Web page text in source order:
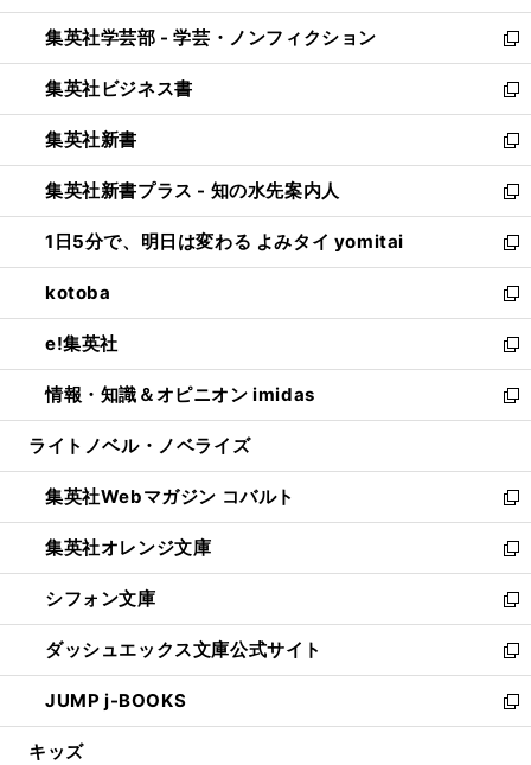
開
く
ウ
で
開
く
ン
ド
ウ
で
開
く
ウ
ィ
ン
ド
ウ
で
開
く
集英社学芸部 - 学芸・ノンフィクション
新
し
い
ウ
ィ
ン
ド
ウ
で
開
く
集英社ビジネス書
新
し
い
ウ
ィ
ン
ド
ウ
で
開
く
集英社新書
新
し
い
ウ
ィ
ン
ド
ウ
で
開
く
集英社新書プラス - 知の水先案内人
新
し
い
ウ
ィ
ン
ド
ウ
で
開
1日5分で、明日は変わる よみタイ yomitai
新
し
い
ウ
ィ
ン
ド
ウ
開
く
kotoba
新
し
い
ウ
ィ
ン
ウ
で
開
く
e!集英社
新
し
い
ウ
ン
ド
ウ
で
開
く
情報・知識＆オピニオン imidas
新
し
ウ
ィ
ン
ド
ウ
で
開
く
ライトノベル・ノベライズ
集英社Webマガジン コバルト
新
し
い
ウ
ィ
ン
ド
ウ
で
開
集英社オレンジ文庫
新
し
い
ウ
ィ
ン
ド
ウ
シフォン文庫
新
し
い
ウ
ィ
ン
ダッシュエックス文庫公式サイト
新
し
い
ウ
JUMP j-BOOKS
新
し
キッズ